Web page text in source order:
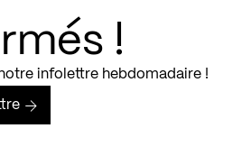
!
infolettre hebdomadaire !